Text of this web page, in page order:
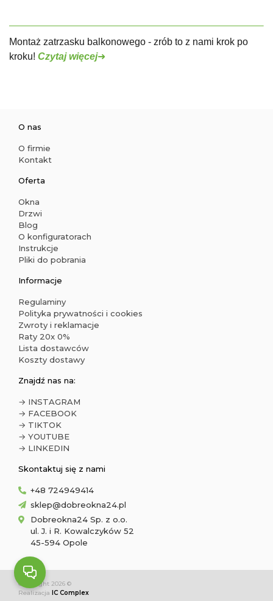
Montaż zatrzasku balkonowego - zrób to z nami krok po
kroku! Czytaj więcej➜
O nas
O firmie
Kontakt
Oferta
Okna
Drzwi
Blog
O konfiguratorach
Instrukcje
Pliki do pobrania
Informacje
Regulaminy
Polityka prywatności i cookies
Zwroty i reklamacje
Raty 20x 0%
Lista dostawców
Koszty dostawy
Znajdź nas na:
→ INSTAGRAM
→ FACEBOOK
→ TIKTOK
→ YOUTUBE
→ LINKEDIN
Skontaktuj się z nami
+48 724949414
sklep@dobreokna24.pl
Dobreokna24 Sp. z o.o.
ul. J. i R. Kowalczyków 52
45-594 Opole
Copyright 2026 ©
Realizacja IC Complex